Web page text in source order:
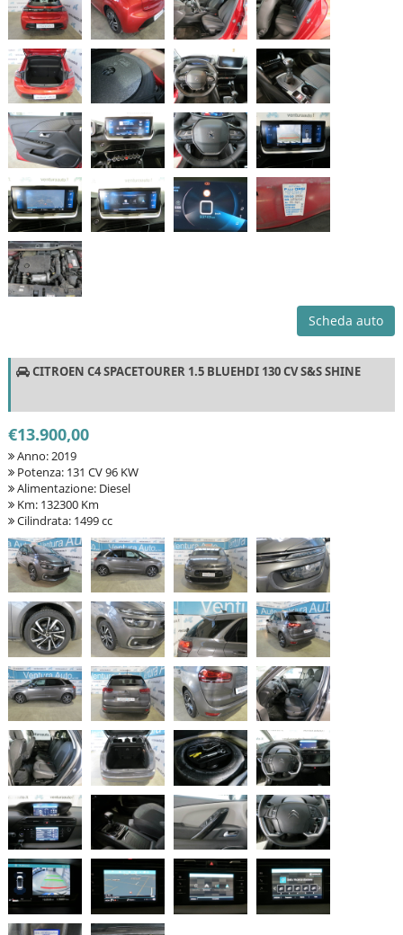
Scheda auto
CITROEN C4 SPACETOURER 1.5 BLUEHDI 130 CV S&S SHINE
€13.900,00
Anno: 2019
Potenza: 131 CV 96 KW
Alimentazione: Diesel
Km: 132300 Km
Cilindrata: 1499 cc